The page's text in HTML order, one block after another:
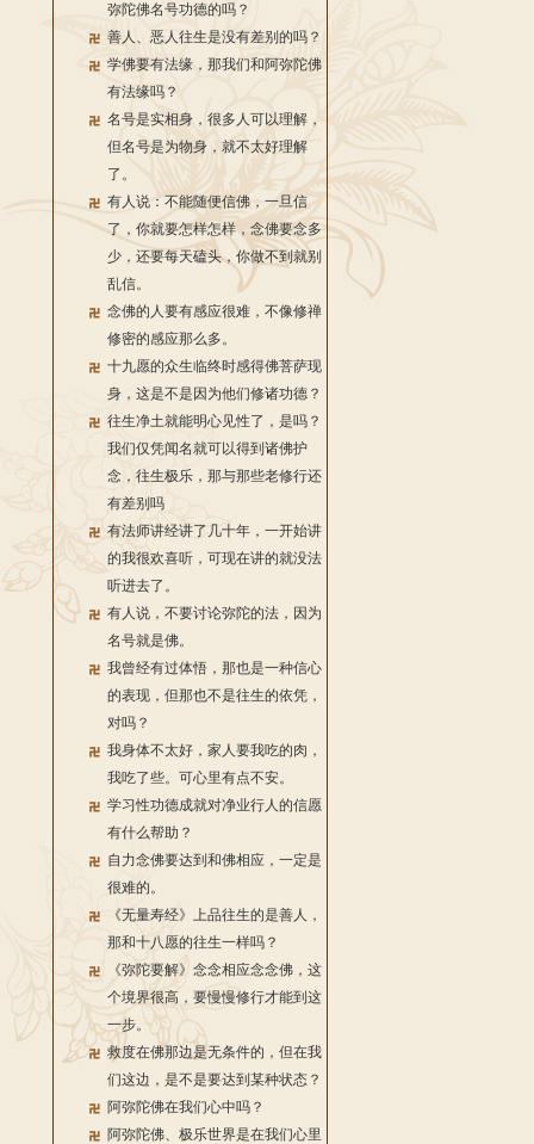
弥陀佛名号功德的吗？
善人、恶人往生是没有差别的吗？
学佛要有法缘，那我们和阿弥陀佛
有法缘吗？
名号是实相身，很多人可以理解，
但名号是为物身，就不太好理解
了。
有人说：不能随便信佛，一旦信
了，你就要怎样怎样，念佛要念多
少，还要每天磕头，你做不到就别
乱信。
念佛的人要有感应很难，不像修禅
修密的感应那么多。
十九愿的众生临终时感得佛菩萨现
身，这是不是因为他们修诸功德？
往生净土就能明心见性了，是吗？
我们仅凭闻名就可以得到诸佛护
念，往生极乐，那与那些老修行还
有差别吗
有法师讲经讲了几十年，一开始讲
的我很欢喜听，可现在讲的就没法
听进去了。
有人说，不要讨论弥陀的法，因为
名号就是佛。
我曾经有过体悟，那也是一种信心
的表现，但那也不是往生的依凭，
对吗？
我身体不太好，家人要我吃的肉，
我吃了些。可心里有点不安。
学习性功德成就对净业行人的信愿
有什么帮助？
自力念佛要达到和佛相应，一定是
很难的。
《无量寿经》上品往生的是善人，
那和十八愿的往生一样吗？
《弥陀要解》念念相应念念佛，这
个境界很高，要慢慢修行才能到这
一步。
救度在佛那边是无条件的，但在我
们这边，是不是要达到某种状态？
阿弥陀佛在我们心中吗？
阿弥陀佛、极乐世界是在我们心里